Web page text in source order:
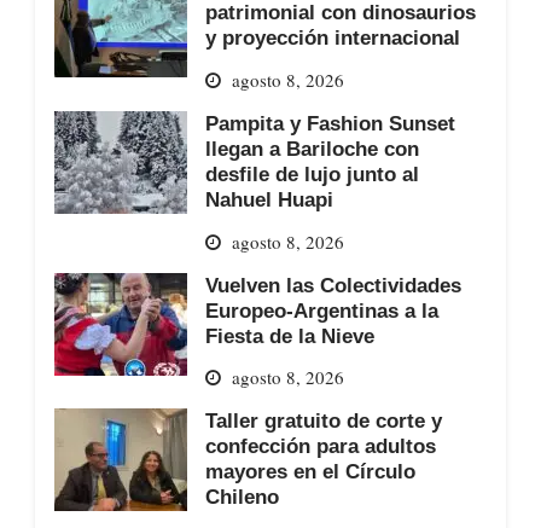
patrimonial con dinosaurios
y proyección internacional
agosto 8, 2026
Pampita y Fashion Sunset
llegan a Bariloche con
desfile de lujo junto al
Nahuel Huapi
agosto 8, 2026
Vuelven las Colectividades
Europeo-Argentinas a la
Fiesta de la Nieve
agosto 8, 2026
Taller gratuito de corte y
confección para adultos
mayores en el Círculo
Chileno